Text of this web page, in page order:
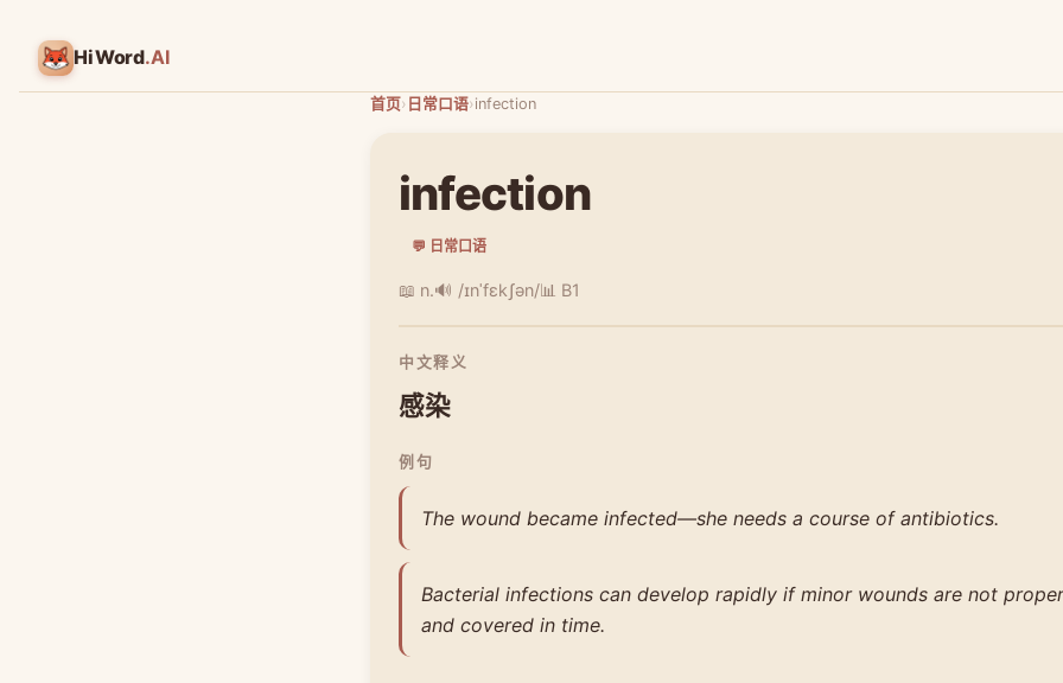
HiWord.AI
首页› 日常口语›infection
infection
💬 日常口语
📖 n.🔊 /ɪnˈfɛkʃən/📊 B1
中文释义
感染
例句
The wound became infected—she needs a course of antibiotics.
Bacterial infections can develop rapidly if minor wounds are not
and covered in time.